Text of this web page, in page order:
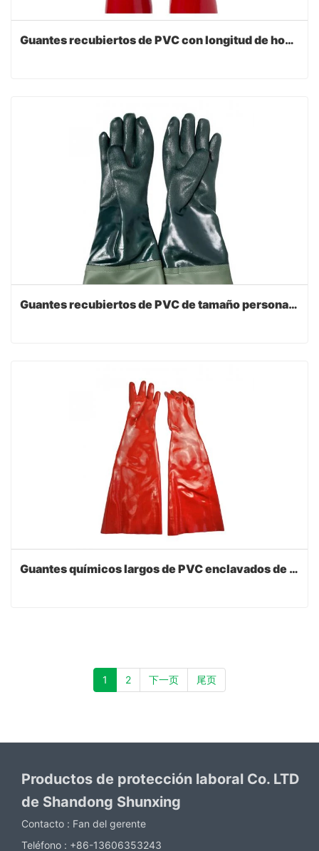
Guantes recubiertos de PVC con longitud de hombro
Guantes recubiertos de PVC de tamaño personalizable
Guantes químicos largos de PVC enclavados de revestimiento de acabado liso
1 2 下一页 尾页
Productos de protección laboral Co. LTD
de Shandong Shunxing
Contacto : Fan del gerente
Teléfono : +86-13606353243